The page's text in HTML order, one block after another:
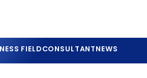
FIELDCONSULTANTNEWS